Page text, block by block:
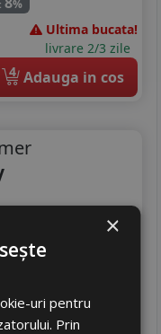
%
Ultima bucata!
livrare 2/3 zile
4 Adauga in cos
×
uri pentru
Prin